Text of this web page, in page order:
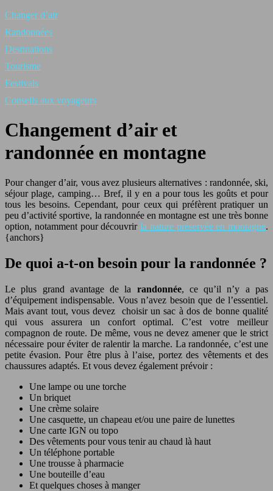
Changer d’air
Randonnées
Destinations
Tourisme
Festivals
Conseils aux voyageurs
Changement d’air et
randonnée en montagne
Pour changer d’air, vous avez plusieurs alternatives : randonnée, ski,
séjour plage, camping… Bref, il y en a pour tous les goûts et pour
tous les besoins. Cependant, pour ceux qui préfèrent pratiquer un
peu d’activité sportive, la randonnée en montagne est une très bonne
option, notamment pour découvrir la nature préservée en montagne.
{anchors}
De quoi a-t-on besoin pour la randonnée ?
Le plus grand avantage de la randonnée, ce qu’il n’y a pas
d’équipement indispensable. Vous n’avez besoin que de l’essentiel.
Mais avant tout, vous devez choisir un sac à dos de bonne qualité
qui vous assurera un confort optimal. C’est votre meilleur
compagnon de route. De même, vous ne devez amener que le strict
nécessaire pour éviter de ralentir la marche. La randonnée, c’est une
petite évasion. Pour être plus à l’aise, portez des vêtements et des
chaussures adaptés. Et vous devez également prévoir :
Une lampe ou une torche
Un briquet
Une crème solaire
Une casquette, un chapeau et/ou une paire de lunettes
Une carte IGN ou topo
Des vêtements pour vous tenir au chaud là haut
Un téléphone portable
Une trousse à pharmacie
Une bouteille d’eau
Et quelques choses à manger